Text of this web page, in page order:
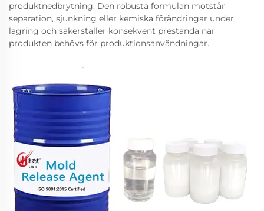
produktnedbrytning. Den robusta formulan motstår
separation, sjunkning eller kemiska förändringar under
lagring och säkerställer konsekvent prestanda när
produkten behövs för produktionsanvändningar.